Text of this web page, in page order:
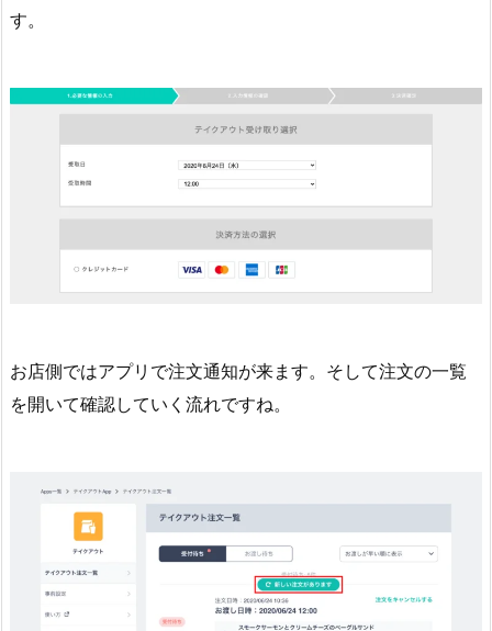
す。
お店側ではアプリで注文通知が来ます。そして注文の一覧
を開いて確認していく流れですね。